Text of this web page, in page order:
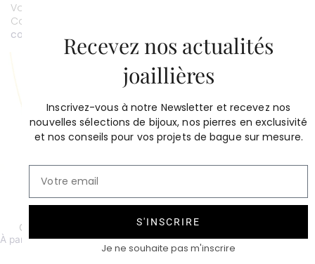
Vous souhaitez personnaliser ce bijou ?
Contactez-nous au
contact@compagniedesgemmes.com
Chaîne maille forçat ronde
À partir de 620 €
Médaille mini coeur
320€
Recevez nos actualités
joaillières
Inscrivez-vous à notre Newsletter et recevez nos
nouvelles sélections de bijoux, nos pierres en exclusivité
et nos conseils pour vos projets de bague sur mesure.
S'INSCRIRE
Je ne souhaite pas m'inscrire